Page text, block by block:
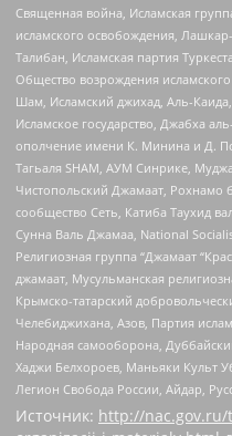
Священная война, Исламская
исламского освобождения,
Талибан, Исламская партия
Общество возрождения
Шам, Исламский джихад, Аль-
Исламское государство, Джабха
ополчение имени К. Минина и Д.
Тагьаля SHAM, АУМ Синрике,
Чистопольский Джамаат, Рохнамо
сообщество Сеть, Катиба Таухид
Сунна Валь Джамаа, National
Религиозная группа “Джамаат
джамаат, Мусульманская
Крымско-татарский
Челебиджихана, Азов, Партия
Народная самооборона,
Хаджи Белхороев, Маньяки Культ
Легион Свобода России, Айдар,
Источник: http://